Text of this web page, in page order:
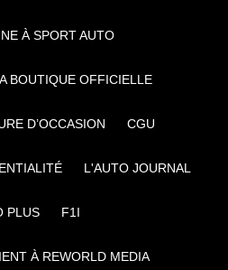
À SPORT AUTO
BOUTIQUE OFFICIELLE
D’OCCASION CGU
L'AUTO JOURNAL
PLUS F1I
À REWORLD MEDIA